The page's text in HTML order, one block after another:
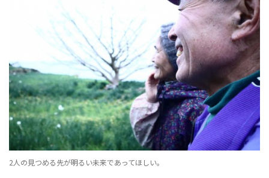
2人の見つめる先が明るい未来であってほしい。